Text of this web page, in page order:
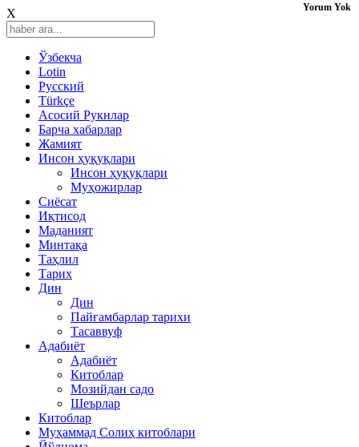
X
Ўзбекча
Lotin
Русский
Türkçe
Асосий Рукнлар
Барча хабарлар
Жамият
Инсон ҳуқуқлари
Инсон ҳуқуқлари
Муҳожирлар
Сиёсат
Иқтисод
Mаданият
Минтақа
Таҳлил
Тарих
Дин
Дин
Пайғамбарлар тарихи
Тасаввуф
Адабиёт
Адабиёт
Китоблар
Мозийдан садо
Шеърлар
Китоблар
Муҳаммад Солиҳ китоблари
Yorum Yok